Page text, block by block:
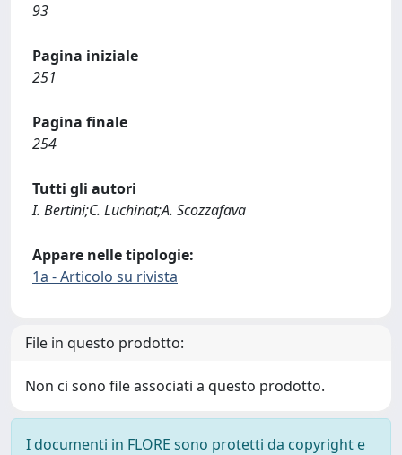
93
Pagina iniziale
251
Pagina finale
254
Tutti gli autori
I. Bertini;C. Luchinat;A. Scozzafava
Appare nelle tipologie:
1a - Articolo su rivista
File in questo prodotto:
Non ci sono file associati a questo prodotto.
I documenti in FLORE sono protetti da copyright e